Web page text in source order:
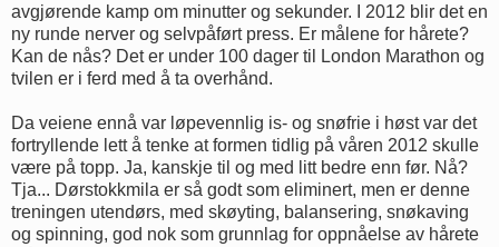
avgjørende kamp om minutter og sekunder. I 2012 blir det en
ny runde nerver og selvpåført press. Er målene for hårete?
Kan de nås? Det er under 100 dager til London Marathon og
tvilen er i ferd med å ta overhånd.
Da veiene ennå var løpevennlig is- og snøfrie i høst var det
fortryllende lett å tenke at formen tidlig på våren 2012 skulle
være på topp. Ja, kanskje til og med litt bedre enn før. Nå?
Tja... Dørstokkmila er så godt som eliminert, men er denne
treningen utendørs, med skøyting, balansering, snøkaving
og spinning, god nok som grunnlag for oppnåelse av hårete